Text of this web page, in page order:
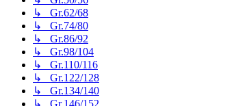
↳ Gr.62/68
↳ Gr.74/80
↳ Gr.86/92
↳ Gr.98/104
↳ Gr.110/116
↳ Gr.122/128
↳ Gr.134/140